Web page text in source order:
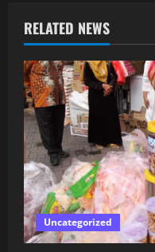
RELATED NEWS
Uncategorized